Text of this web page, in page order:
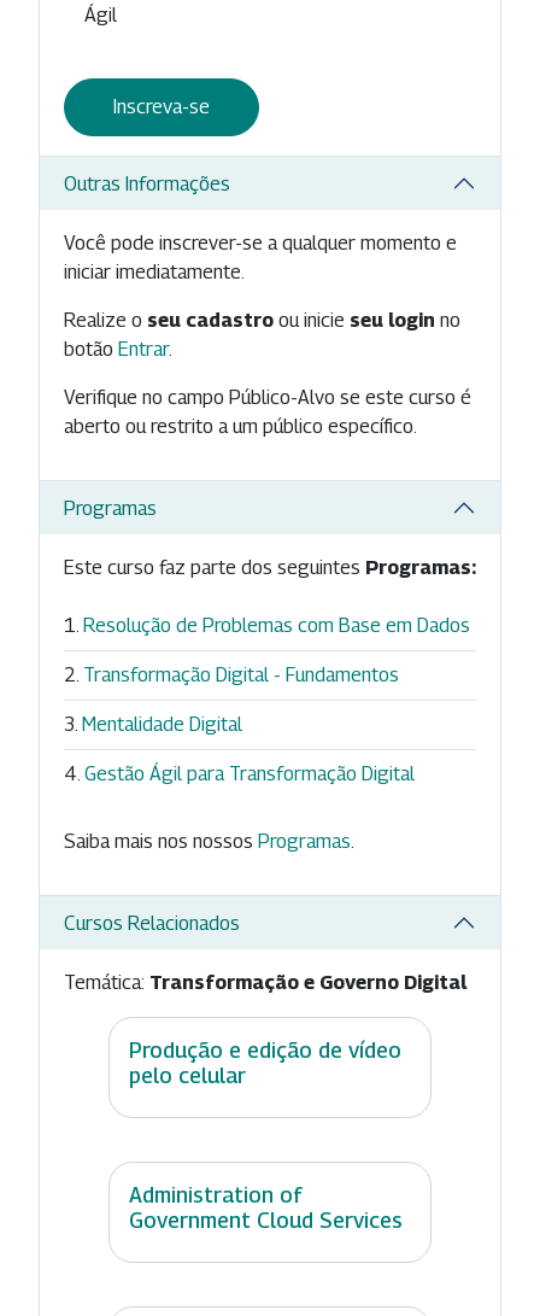
Ágil
Inscreva-se
Outras Informações
Você pode inscrever-se a qualquer momento e
iniciar imediatamente.
Realize o seu cadastro ou inicie seu login no
botão Entrar.
Verifique no campo Público-Alvo se este curso é
aberto ou restrito a um público específico.
Programas
Este curso faz parte dos seguintes Programas:
Resolução de Problemas com Base em Dados
Transformação Digital - Fundamentos
Mentalidade Digital
Gestão Ágil para Transformação Digital
Saiba mais nos nossos Programas.
Cursos Relacionados
Temática: Transformação e Governo Digital
Produção e edição de vídeo
pelo celular
Administration of
Government Cloud Services